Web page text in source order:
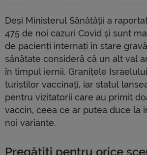
Deși Ministerul Sănătății a
475 de noi cazuri Covid și sunt
de pacienți internați în stare
sănătate consideră că un alt val
în timpul iernii. Granițele
turiștilor vaccinați, iar statul
pentru vizitatorii care au primit
vaccin, ceea ce ar putea duce la
noi variante.
Pregătiți pentru orice